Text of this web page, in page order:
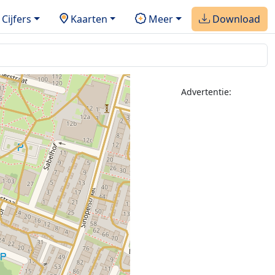
Cijfers Kaarten Meer Download
Advertentie: